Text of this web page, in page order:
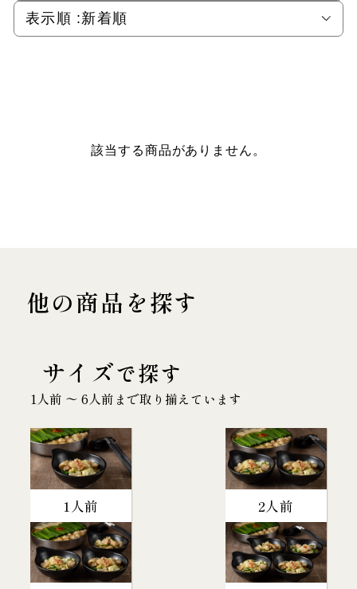
表示順 :新着順
該当する商品がありません。
他の商品を探す
サイズで探す
1人前 〜 6人前まで取り揃えています
1人前 2人前